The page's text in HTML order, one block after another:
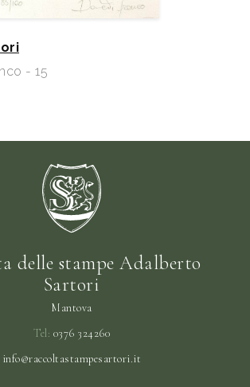
- 15
delle stampe Adalberto
Sartori
Mantova
Tel: 0376 324260
info@raccoltastampesartori.it